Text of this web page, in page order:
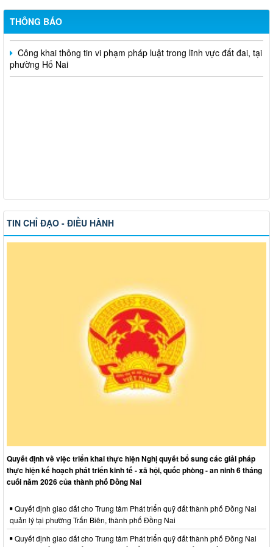
THÔNG BÁO
việc
Công khai thông tin vi phạm pháp luật trong lĩnh vực đất đai, tại
phường Hố Nai
TIN CHỈ ĐẠO - ĐIỀU HÀNH
Quyết định về việc triển khai thực hiện Nghị quyết bổ sung các giải pháp
thực hiện kế hoạch phát triển kinh tế - xã hội, quốc phòng - an ninh 6 tháng
cuối năm 2026 của thành phố Đồng Nai
Quyết định giao đất cho Trung tâm Phát triển quỹ đất thành phố Đồng Nai
quản lý tại phường Trấn Biên, thành phố Đồng Nai
Quyết định giao đất cho Trung tâm Phát triển quỹ đất thành phố Đồng Nai